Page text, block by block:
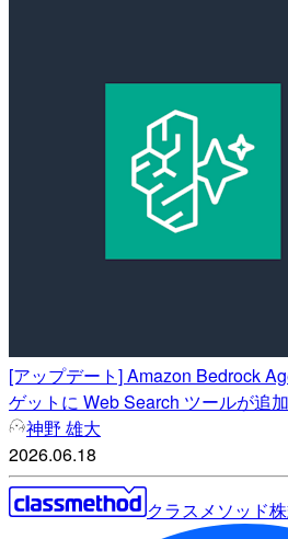
[アップデート] Amazon Bedrock
ゲットに Web Search ツールが追
神野 雄大
2026.06.18
クラスメソッド